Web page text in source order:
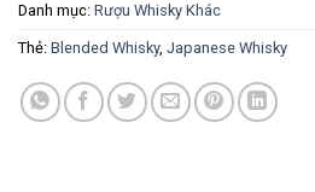
Danh mục: Rượu Whisky Khác
Thẻ: Blended Whisky, Japanese Whisky